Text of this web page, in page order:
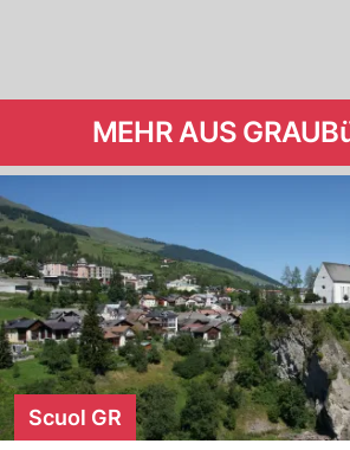
MEHR AUS
Scuol GR